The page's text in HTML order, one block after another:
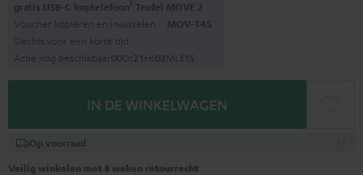
gratis USB-C koptelefoon1 Teufel MOVE 2
Voucher kopiëren en inwisselen. MOV-T4S
Slechts voor een korte tijd
Actie nog beschikbaar00D: 21H:02M: 30S
IN DE WINKELWAGEN
Op voorraad
Veilig winkelen met 8 weken retourrecht